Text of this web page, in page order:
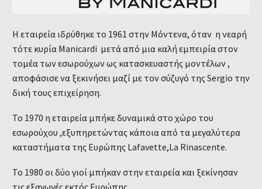
Η εταιρεία ιδρύθηκε το 1961 στην Μόντενα, όταν η νεαρή
τότε κυρία Manicardi μετά από μια καλή εμπειρία στον
τομέα των εσωρούχων ως κατασκευαστής μοντέλων ,
αποφάσισε να ξεκινήσει μαζί με τον σύζυγό της Sergio την
δική τους επιχείρηση.
Το 1970 η εταιρεία μπήκε δυναμικά στο χώρο του
εσωρούχου ,εξυπηρετώντας κάποια από τα μεγαλύτερα
καταστήματα της Ευρώπης Lafavette,La Rinascente.
Το 1980 οι δύο γιοί μπήκαν στην εταιρεία και ξεκίνησαν
τις εξαγωγές εκτός Ευρώπης.